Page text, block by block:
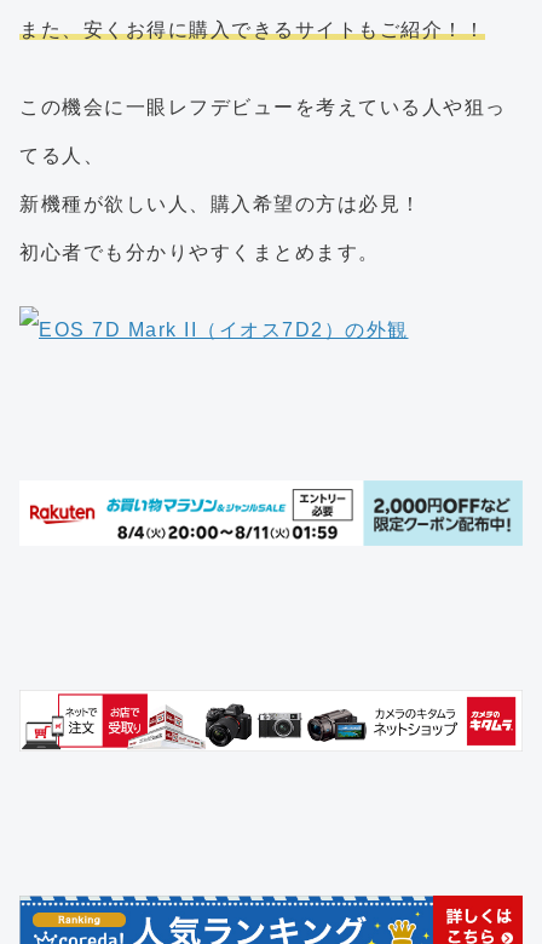
また、安くお得に購入できるサイトもご紹介！！
この機会に一眼レフデビューを考えている人や狙っ
てる人、
新機種が欲しい人、購入希望の方は必見！
初心者でも分かりやすくまとめます。